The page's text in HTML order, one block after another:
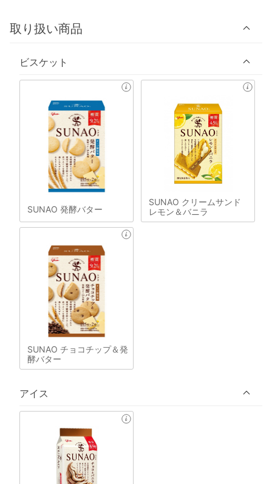
取り扱い商品
ビスケット
SUNAO 発酵バター
SUNAO クリームサンド
レモン＆バニラ
SUNAO チョコチップ＆発
酵バター
アイス